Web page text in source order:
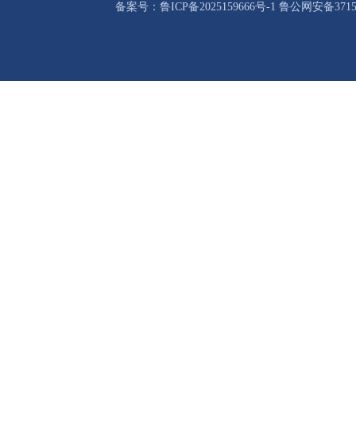
备案号：鲁ICP备2025159666号-1 鲁公网安备